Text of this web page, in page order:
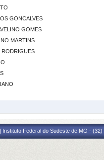
GONCALVES
GOMES
MARTINS
RODRIGUES
Instituto Federal do Sudeste de MG -